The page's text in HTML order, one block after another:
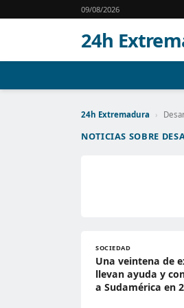
09/08/2026
24h
24h Extremadura ›
NOTICIAS SOBRE
SOCIEDAD
Una veintena de
llevan ayuda y
a Sudamérica en